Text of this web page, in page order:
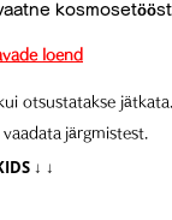
loend
otsustatakse jätkata.
vaadata järgmistest.
↓ ↓